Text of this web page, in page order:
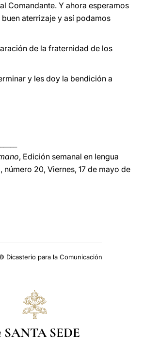
Comandante. Y ahora esperamos
aterrizaje y así podamos
de la fraternidad de los
y les doy la bendición a
, Edición semanal en lengua
número 20, Viernes, 17 de mayo de
Dicasterio para la Comunicación
SANTA SEDE